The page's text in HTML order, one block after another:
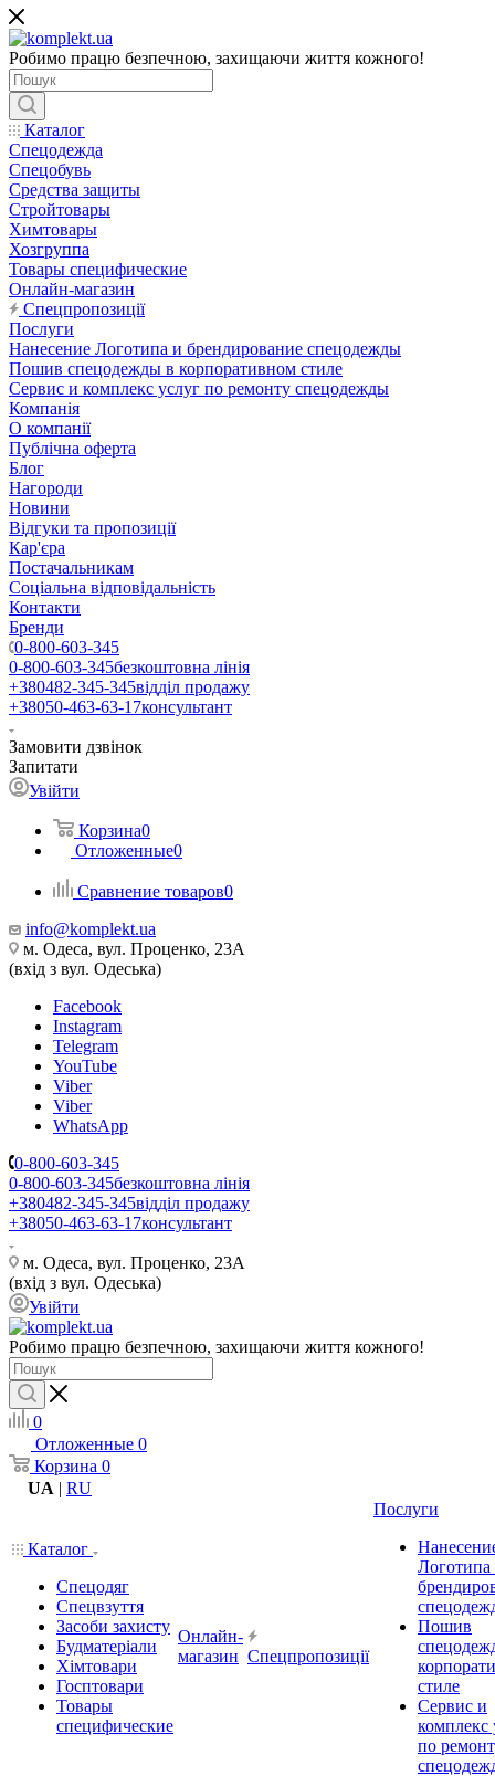
Робимо працю безпечною, захищаючи життя кожного!
Каталог
Спецодежда
Спецобувь
Средства защиты
Стройтовары
Химтовары
Хозгруппа
Товары специфические
Онлайн-магазин
Спецпропозиції
Послуги
Нанесение Логотипа и брендирование спецодежды
Пошив спецодежды в корпоративном стиле
Сервис и комплекс услуг по ремонту спецодежды
Компанія
О компанії
Публічна оферта
Блог
Нагороди
Новини
Відгуки та пропозиції
Кар'єра
Постачальникам
Соціальна відповідальність
Контакти
Бренди
0-800-603-345
0-800-603-345безкоштовна лінія
+380482-345-345відділ продажу
+38050-463-63-17консультант
Замовити дзвінок
Запитати
Увійти
Корзина0
Отложенные0
Сравнение товаров0
info@komplekt.ua
м. Одеса, вул. Проценко, 23А
(вхід з вул. Одеська)
Facebook
Instagram
Telegram
YouTube
Viber
Viber
WhatsApp
0-800-603-345
0-800-603-345безкоштовна лінія
+380482-345-345відділ продажу
+38050-463-63-17консультант
м. Одеса, вул. Проценко, 23А
(вхід з вул. Одеська)
Увійти
Робимо працю безпечною, захищаючи життя кожного!
0
Отложенные 0
Корзина 0
UA | RU
Каталог
Спецодяг
Спецвзуття
Засоби захисту
Будматеріали
Хімтовари
Госптовари
Товары
специфические
Онлайн-
магазин Спецпропозиції
Послуги
Логотипа
Пошив
стиле
Сервис и
комплекс
по